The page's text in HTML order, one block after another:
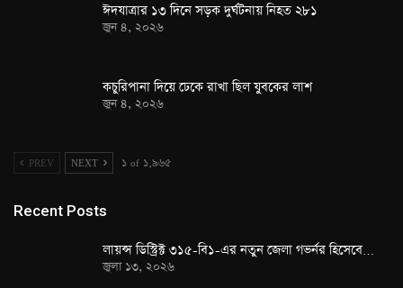
ঈদযাত্রার ১৩ দিনে সড়ক দুর্ঘটনায় নিহত ২৮১
জুন ৪, ২০২৬
কচুরিপানা দিয়ে ঢেকে রাখা ছিল যুবকের লাশ
জুন ৪, ২০২৬
PREV NEXT ১ of ১,৯৬৫
Recent Posts
লায়ন্স ডিস্ট্রিক্ট ৩১৫-বি১-এর নতুন জেলা গভর্নর হিসেবে…
জুলা ১৩, ২০২৬